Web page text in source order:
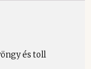
és toll